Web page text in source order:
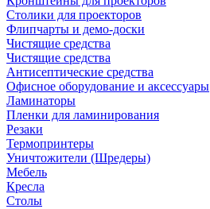
Столики для проекторов
Флипчарты и демо-доски
Чистящие средства
Чистящие средства
Антисептические средства
Офисное оборудование и аксессуары
Ламинаторы
Пленки для ламинирования
Резаки
Термопринтеры
Уничтожители (Шредеры)
Мебель
Кресла
Столы